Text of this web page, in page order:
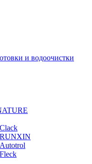
и водоочистки
RUNXIN